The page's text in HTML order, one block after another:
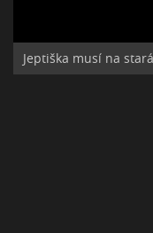
Jeptiška musí na